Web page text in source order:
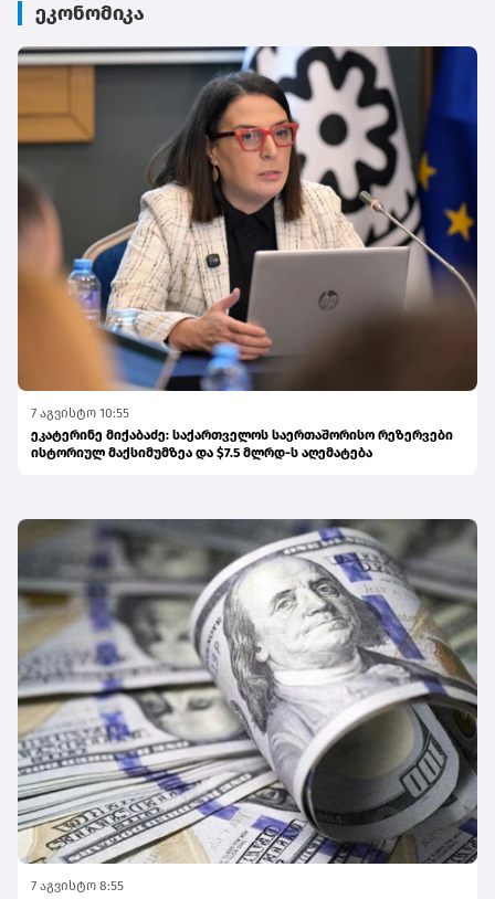
ეკონომიკა
7 აგვისტო 10:55
ეკატერინე მიქაბაძე: საქართველოს საერთაშორისო რეზერვები
ისტორიულ მაქსიმუმზეა და $7.5 მლრდ-ს აღემატება
7 აგვისტო 8:55